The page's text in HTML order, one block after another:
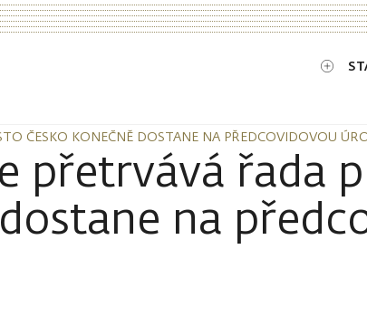
ČESKO KONEČNĚ DOSTANE NA PŘEDCOVIDOVOU
ČESKO KONEČNĚ DOSTANE NA PŘEDCOVIDOVOU
přetrvává řada
na